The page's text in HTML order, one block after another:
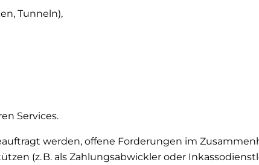
Tunneln),
Services.
werden, offene Forderungen im
(z. B. als Zahlungsabwickler oder